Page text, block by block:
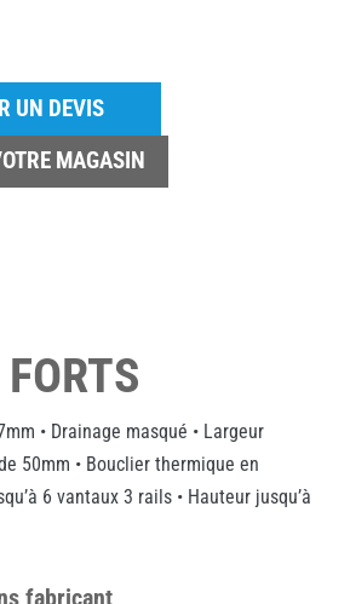
UN DEVIS
MAGASIN
• Drainage masqué • Largeur
50mm • Bouclier thermique en
6 vantaux 3 rails • Hauteur jusqu’à
fabricant